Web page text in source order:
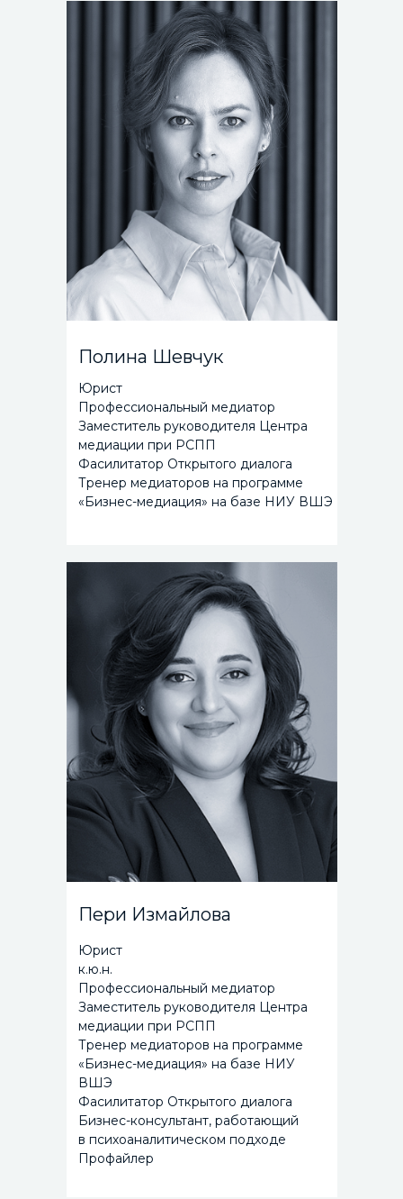
Полина Шевчук
Юрист
Профессиональный медиатор
Заместитель руководителя Центра
медиации при РСПП
Фасилитатор Открытого диалога
Тренер медиаторов на программе
«Бизнес-медиация» на базе НИУ ВШЭ
Пери Измайлова
Юрист
к.ю.н.
Профессиональный медиатор
Заместитель руководителя Центра
медиации при РСПП
Тренер медиаторов на программе
«Бизнес-медиация» на базе НИУ
ВШЭ
Фасилитатор Открытого диалога
Бизнес-консультант, работающий
в психоаналитическом подходе
Профайлер